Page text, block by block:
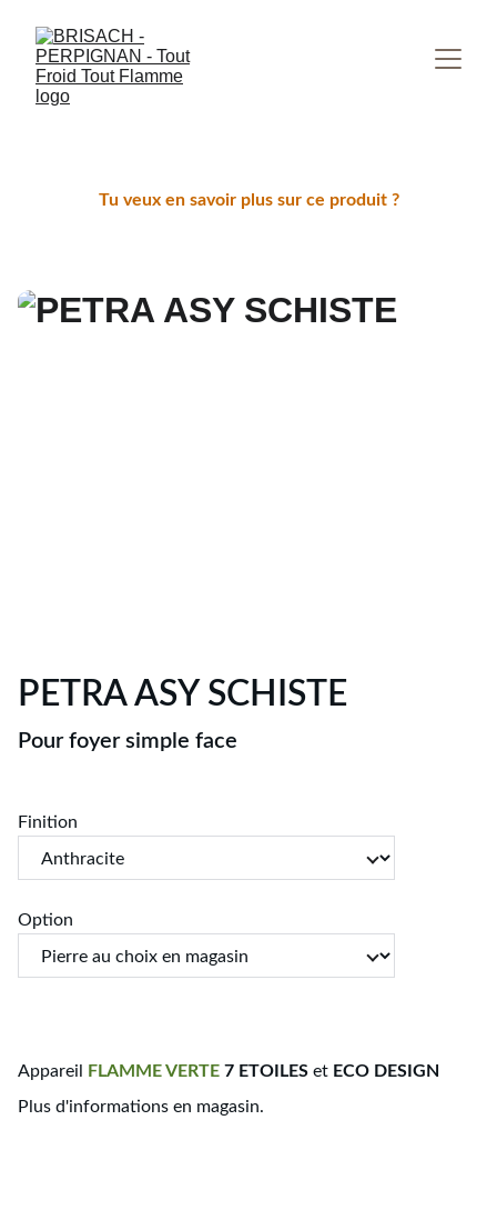
Tu veux en savoir plus sur ce produit ?
PETRA ASY SCHISTE
Pour foyer simple face
Finition
Option
Appareil FLAMMEVERTE 7 ETOILES et ECO DESIGN
Plus d'informations en magasin.